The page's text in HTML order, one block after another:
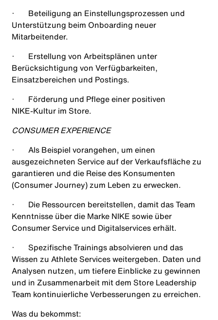
· Beteiligung an Einstellungsprozessen und
Unterstützung beim Onboarding neuer
Mitarbeitender.
· Erstellung von Arbeitsplänen unter
Berücksichtigung von Verfügbarkeiten,
Einsatzbereichen und Postings.
· Förderung und Pflege einer positiven
NIKE‑Kultur im Store.
CONSUMER EXPERIENCE
· Als Beispiel vorangehen, um einen
ausgezeichneten Service auf der Verkaufsfläche zu
garantieren und die Reise des Konsumenten
(Consumer Journey) zum Leben zu erwecken.
· Die Ressourcen bereitstellen, damit das Team
Kenntnisse über die Marke NIKE sowie über
Consumer Service und Digitalservices erhält.
· Spezifische Trainings absolvieren und das
Wissen zu Athlete Services weitergeben. Daten und
Analysen nutzen, um tiefere Einblicke zu gewinnen
und in Zusammenarbeit mit dem Store Leadership
Team kontinuierliche Verbesserungen zu erreichen.
Was du bekommst: